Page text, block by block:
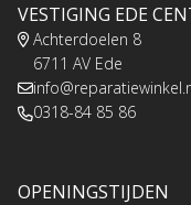
VESTIGING EDE
Achterdoelen 8
6711 AV Ede
0318-84 85 86
OPENINGSTIJDEN